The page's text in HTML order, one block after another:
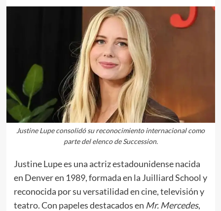
Justine Lupe consolidó su reconocimiento internacional como
parte del elenco de Succession.
Justine Lupe es una actriz estadounidense nacida
en Denver en 1989, formada en la Juilliard School y
reconocida por su versatilidad en cine, televisión y
teatro. Con papeles destacados en Mr. Mercedes,